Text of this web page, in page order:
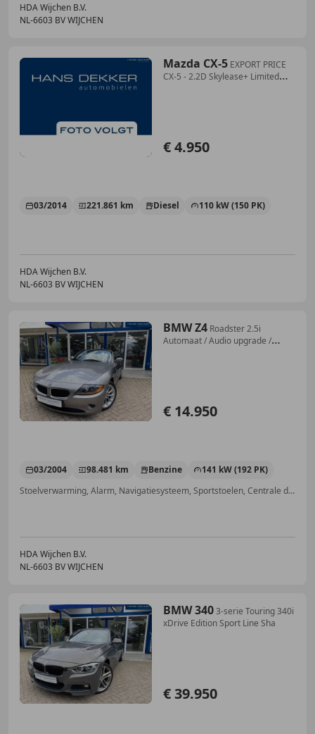
HDA Wijchen B.V.
NL-6603 BV WIJCHEN
Mazda CX-5 EXPORT PRICE
CX-5 - 2.2D Skylease+ Limited
€ 4.950
03/2014 221.861 km Diesel 110 kW (150 PK)
HDA Wijchen B.V.
NL-6603 BV WIJCHEN
BMW Z4 Roadster 2.5i
Automaat / Audio upgrade /
€ 14.950
03/2004 98.481 km Benzine
141 kW (192 PK)
Stoelverwarming, Alarm, Navigatiesysteem, Sportstoelen, Centrale deurvergrendeling met afstandsbediening, Getinte ramen, Airbag bestuurder, Stuurbekrachtiging
HDA Wijchen B.V.
NL-6603 BV WIJCHEN
BMW 3403-serie Touring 340i
xDrive Edition Sport Line Sha
€ 39.950